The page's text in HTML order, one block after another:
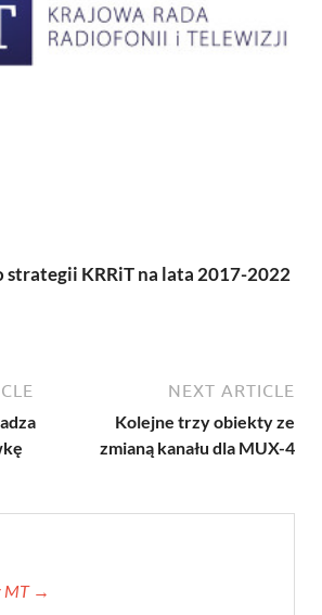
strategii KRRiT na lata 2017-2022
NEXT ARTICLE
Kolejne trzy obiekty ze
zmianą kanału dla MUX-4
MT →